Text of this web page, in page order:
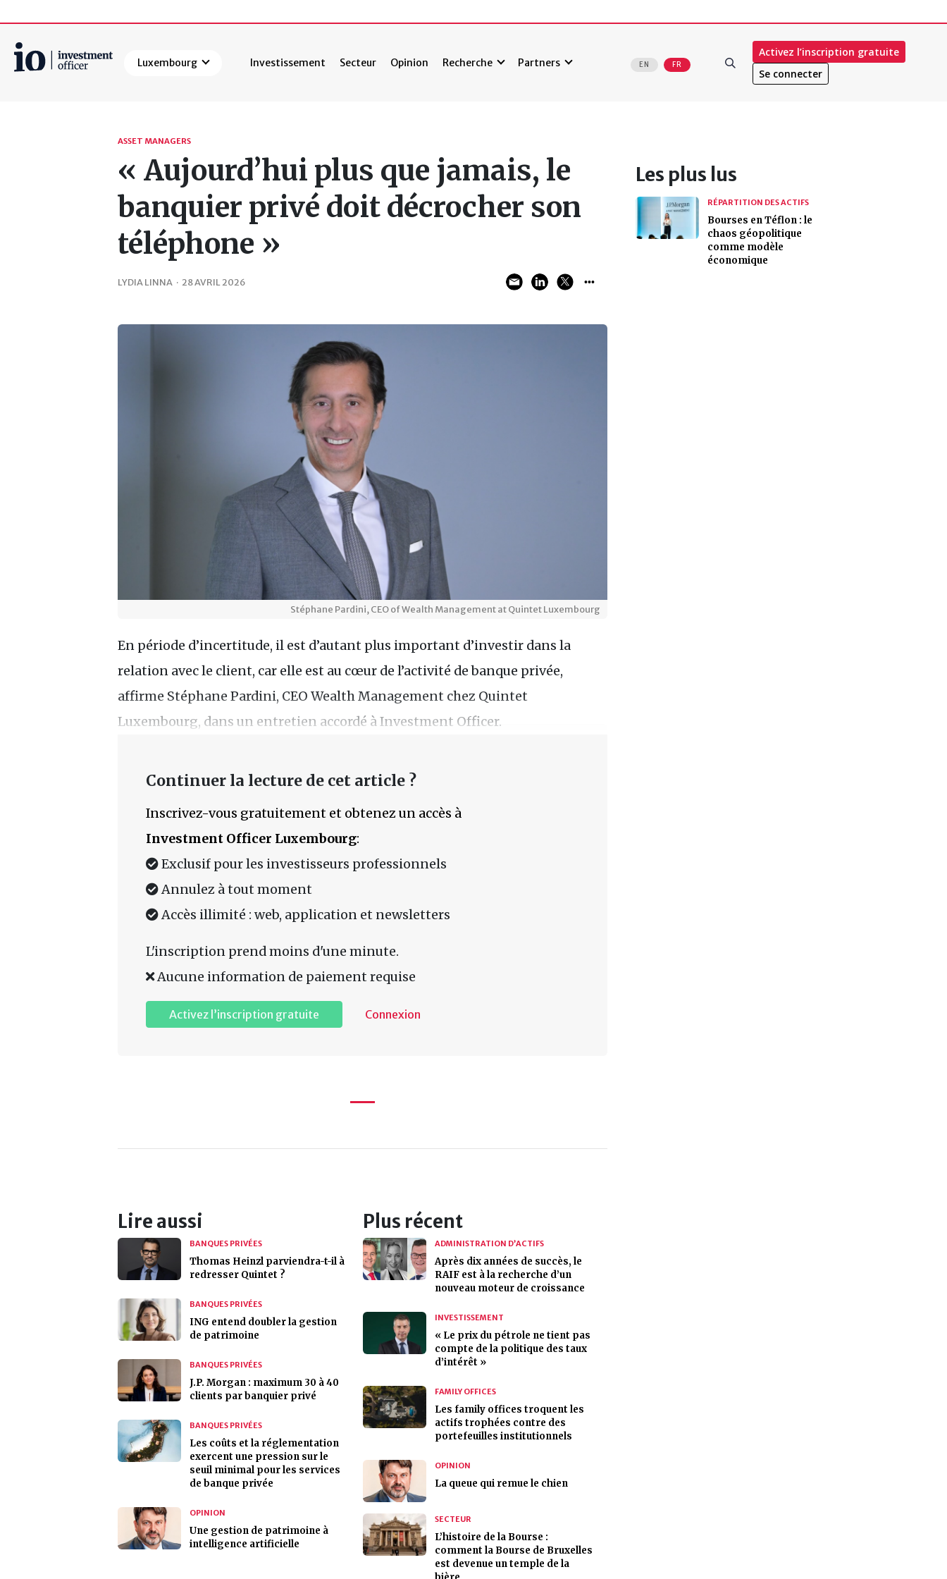
Luxembourg Investissement Secteur Opinion Recherche Partners EN FR
Activez l’inscription gratuite
Se connecter
ASSET MANAGERS
« Aujourd’hui plus que jamais, le
banquier privé doit décrocher son
téléphone »
LYDIA LINNA · 28 AVRIL 2026
Stéphane Pardini, CEO of Wealth Management at Quintet Luxembourg
En période d’incertitude, il est d’autant plus important d’investir dans la
relation avec le client, car elle est au cœur de l’activité de banque privée,
affirme Stéphane Pardini, CEO Wealth Management chez Quintet
Luxembourg, dans un entretien accordé à Investment Officer.
Continuer la lecture de cet article ?
Inscrivez-vous gratuitement et obtenez un accès à
Investment Officer Luxembourg:
Exclusif pour les investisseurs professionnels
Annulez à tout moment
Accès illimité : web, application et newsletters
L'inscription prend moins d'une minute.
Aucune information de paiement requise
Activez l’inscription gratuite Connexion
Lire aussi
BANQUES PRIVÉES
Thomas Heinzl parviendra-t-il à
redresser Quintet ?
BANQUES PRIVÉES
ING entend doubler la gestion
de patrimoine
BANQUES PRIVÉES
J.P. Morgan : maximum 30 à 40
clients par banquier privé
BANQUES PRIVÉES
Les coûts et la réglementation
exercent une pression sur le
seuil minimal pour les services
de banque privée
OPINION
Une gestion de patrimoine à
intelligence artificielle
Plus récent
ADMINISTRATION D’ACTIFS
Après dix années de succès, le
RAIF est à la recherche d’un
nouveau moteur de croissance
INVESTISSEMENT
« Le prix du pétrole ne tient pas
compte de la politique des taux
d’intérêt »
FAMILY OFFICES
Les family offices troquent les
actifs trophées contre des
portefeuilles institutionnels
OPINION
La queue qui remue le chien
SECTEUR
L’histoire de la Bourse :
comment la Bourse de Bruxelles
est devenue un temple de la
Les plus lus
RÉPARTITION DES ACTIFS
Bourses en Téflon : le
chaos géopolitique
comme modèle
économique